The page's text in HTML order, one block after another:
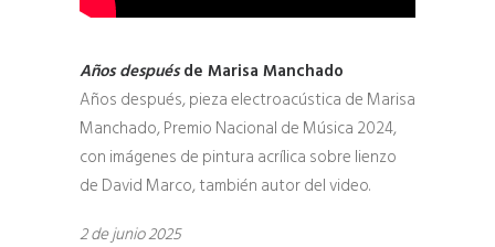
Años despuésde Marisa Manchado
Años después, pieza electroacústica de Marisa
Manchado, Premio Nacional de Música 2024,
con imágenes de pintura acrílica sobre lienzo
de David Marco, también autor del video.
2 de junio 2025